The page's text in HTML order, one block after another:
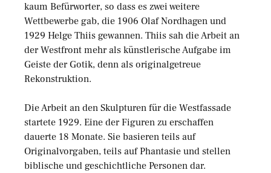
kaum Befürworter, so dass es zwei weitere
Wettbewerbe gab, die 1906 Olaf Nordhagen und
1929 Helge Thiis gewannen. Thiis sah die Arbeit an
der Westfront mehr als künstlerische Aufgabe im
Geiste der Gotik, denn als originalgetreue
Rekonstruktion.
Die Arbeit an den Skulpturen für die Westfassade
startete 1929. Eine der Figuren zu erschaffen
dauerte 18 Monate. Sie basieren teils auf
Originalvorgaben, teils auf Phantasie und stellen
biblische und geschichtliche Personen dar.